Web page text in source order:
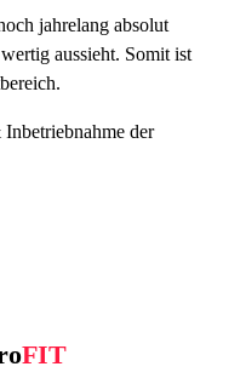
jahrelang absolut
aussieht. Somit ist
der
FIT